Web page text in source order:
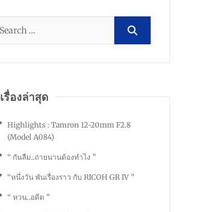
เรื่องล่าสุด
Highlights : Tamron 12-20mm F2.8
(Model A084)
“ กันลืม..ถ่ายนานต้องทำไง ”
“หนึ่งวัน พันเรื่องราว กับ RICOH GR IV ”
“ หวน..อดีต ”